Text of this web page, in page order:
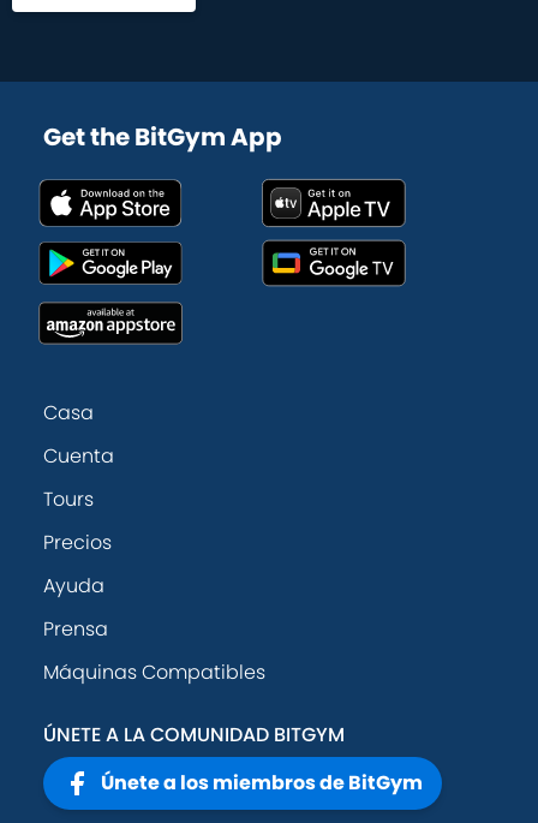
Get the BitGym App
Casa
Cuenta
Tours
Precios
Ayuda
Prensa
Máquinas Compatibles
ÚNETE A LA COMUNIDAD BITGYM
Únete a los miembros de BitGym